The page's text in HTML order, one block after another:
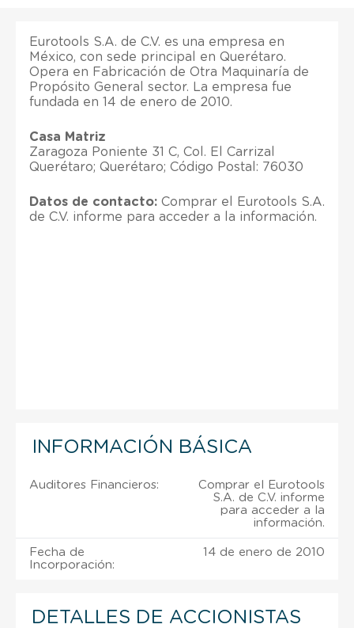
Eurotools S.A. de C.V. es una empresa en
México, con sede principal en Querétaro.
Opera en Fabricación de Otra Maquinaría de
Propósito General sector. La empresa fue
fundada en 14 de enero de 2010.
Casa Matriz
Zaragoza Poniente 31 C, Col. El Carrizal
Querétaro; Querétaro; Código Postal: 76030
Datos de contacto: Comprar el Eurotools S.A.
de C.V. informe para acceder a la información.
INFORMACIÓN BÁSICA
Auditores Financieros:
Comprar el Eurotools
S.A. de C.V. informe
para acceder a la
información.
Fecha de
Incorporación:
14 de enero de 2010
DETALLES DE ACCIONISTAS